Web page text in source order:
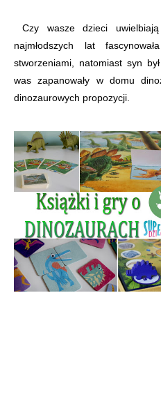
Czy wasze dzieci
najmłodszych lat
stworzeniami, natomiast syn
was zapanowały w domu
dinozaurowych propozycji.